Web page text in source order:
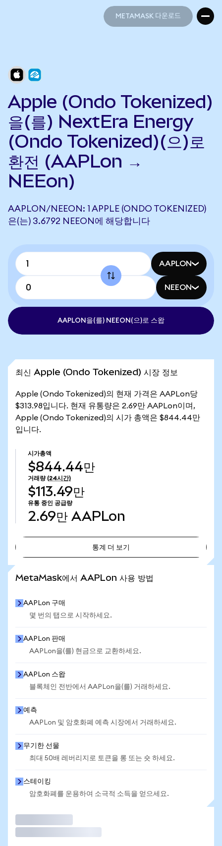
METAMASK 다운로드
Apple (Ondo Tokenized)
을(를) NextEra Energy
(Ondo Tokenized)(으)로
환전 (AAPLon →
NEEon)
AAPLON/NEEON: 1 APPLE (ONDO TOKENIZED)
은(는) 3.6792 NEEON에 해당합니다
AAPLON
NEEON
AAPLON을(를) NEEON(으)로 스왑
최신 Apple (Ondo Tokenized) 시장 정보
Apple (Ondo Tokenized)의 현재 가격은 AAPLon당
$313.98입니다. 현재 유통량은 2.69만 AAPLon이며,
Apple (Ondo Tokenized)의 시가 총액은 $844.44만
입니다.
시가총액
$844.44만
거래량 (24시간)
$113.49만
유통 중인 공급량
2.69만 AAPLon
통계 더 보기
MetaMask에서 AAPLon 사용 방법
AAPLon 구매
몇 번의 탭으로 시작하세요.
AAPLon 판매
AAPLon을(를) 현금으로 교환하세요.
AAPLon 스왑
블록체인 전반에서 AAPLon을(를) 거래하세요.
예측
AAPLon 및 암호화폐 예측 시장에서 거래하세요.
무기한 선물
최대 50배 레버리지로 토큰을 롱 또는 숏 하세요.
스테이킹
암호화폐를 운용하여 소극적 소득을 얻으세요.